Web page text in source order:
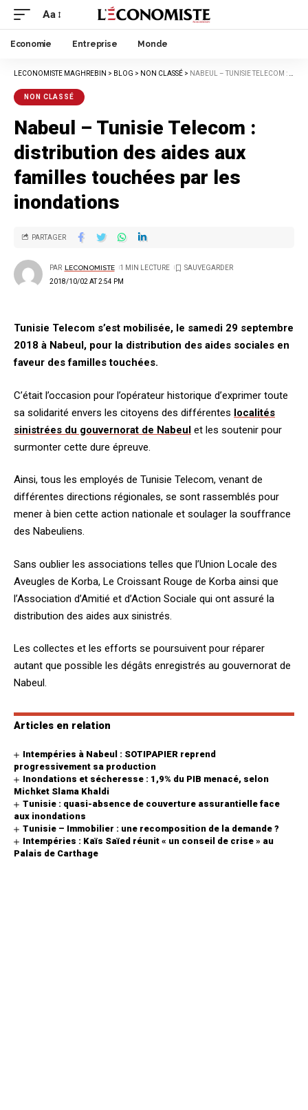
Aa
Economie Entreprise Monde
LECONOMISTE MAGHREBIN > BLOG > NON CLASSÉ > NABEUL – TUNISIE TELECOM : DISTRIBUTION DES AIDES AUX FAMILLES TOUCHÉES PAR LES INONDATIONS
NON CLASSÉ
Nabeul – Tunisie Telecom :
distribution des aides aux
familles touchées par les
inondations
2018/10/02 AT 2:54 PM
PAR LECONOMISTE 1 MIN LECTURE
PARTAGER
Tunisie Telecom s’est mobilisée, le samedi 29 septembre
2018 à Nabeul, pour la distribution des aides sociales en
faveur des familles touchées.
C’était l’occasion pour l’opérateur historique d’exprimer toute
sa solidarité envers les citoyens des différentes localités
sinistrées du gouvernorat de Nabeul et les soutenir pour
surmonter cette dure épreuve.
Ainsi, tous les employés de Tunisie Telecom, venant de
différentes directions régionales, se sont rassemblés pour
mener à bien cette action nationale et soulager la souffrance
des Nabeuliens.
Sans oublier les associations telles que l’Union Locale des
Aveugles de Korba, Le Croissant Rouge de Korba ainsi que
l’Association d’Amitié et d’Action Sociale qui ont assuré la
distribution des aides aux sinistrés.
Les collectes et les efforts se poursuivent pour réparer
autant que possible les dégâts enregistrés au gouvernorat de
Nabeul.
Articles en relation
Intempéries à Nabeul : SOTIPAPIER reprend
progressivement sa production
Inondations et sécheresse : 1,9% du PIB menacé, selon
Michket Slama Khaldi
Tunisie : quasi-absence de couverture assurantielle face
aux inondations
Tunisie – Immobilier : une recomposition de la demande ?
Intempéries : Kaïs Saïed réunit « un conseil de crise » au
Palais de Carthage